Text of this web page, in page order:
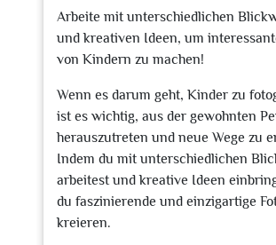
Arbeite mit unterschiedlichen
und kreativen Ideen, um
von Kindern zu machen!
Wenn es darum geht, Kinder zu
ist es wichtig, aus der gewohnten
herauszutreten und neue Wege zu
Indem du mit unterschiedlichen
arbeitest und kreative Ideen
du faszinierende und einzigartige
kreieren.